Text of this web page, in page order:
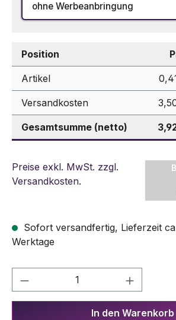
ohne Werbeanbringung
Position
Artikel
Versandkosten
Gesamtsumme (netto)
Preise exkl. MwSt. zzgl.
Versandkosten.
Sofort versandfertig, Lieferzeit
Werktage
Produkt Anzahl: Gib
In den Warenkorb